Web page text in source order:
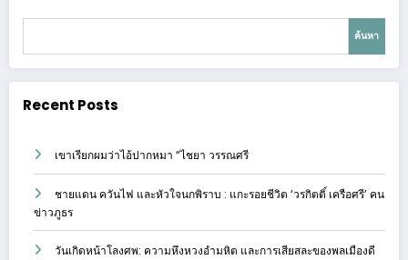
ค้นหา
Recent Posts
เขาเรียกผมว่าไอ้ปากหมา “ไชยา วรรณศรี
ชายแดน ควันไฟ และหัวใจนกพิราบ : แกะรอยชีวิต ‘วรกิตติ์ เครือศรี’ คน
ข่าวภูธร
วันเกิดหน้าโลงศพ: ความหึงหวงอำมหิต และการเสียสละของพลเมืองดี